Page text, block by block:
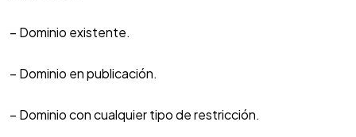
– Dominio existente.
– Dominio en publicación.
– Dominio con cualquier tipo de restricción.